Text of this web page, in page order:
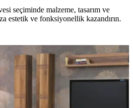
seçiminde malzeme, tasarım ve
estetik ve fonksiyonellik kazandırın.